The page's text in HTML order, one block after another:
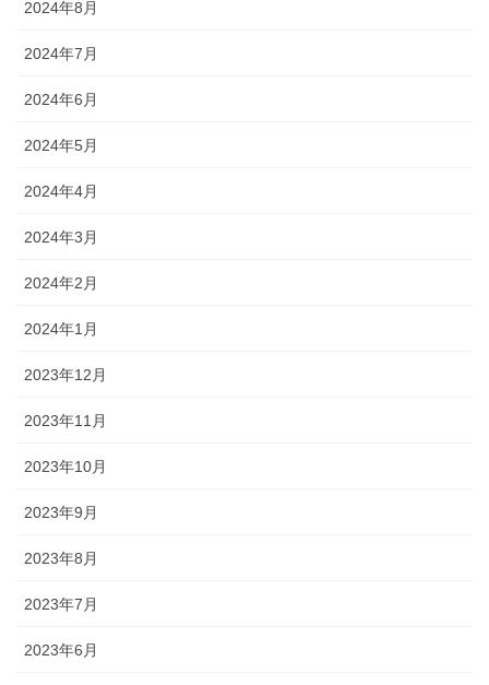
2024年8月
2024年7月
2024年6月
2024年5月
2024年4月
2024年3月
2024年2月
2024年1月
2023年12月
2023年11月
2023年10月
2023年9月
2023年8月
2023年7月
2023年6月